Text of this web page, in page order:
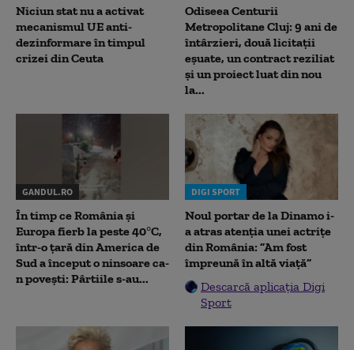
Niciun stat nu a activat
mecanismul UE anti-
dezinformare în timpul
crizei din Ceuta
Odiseea Centurii
Metropolitane Cluj: 9 ani de
întârzieri, două licitații
eșuate, un contract reziliat
și un proiect luat din nou
la...
GANDUL.RO
În timp ce România și
Europa fierb la peste 40°C,
într-o țară din America de
Sud a început o ninsoare ca-
n povești: Pârtiile s-au...
DIGI SPORT
Noul portar de la Dinamo i-
a atras atenția unei actrițe
din România: ”Am fost
împreună în altă viață”
Descarcă aplicația Digi
Sport